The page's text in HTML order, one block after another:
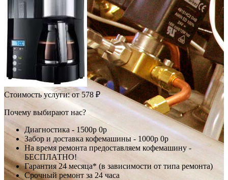
Стоимость услуги:от 578 ₽
Почему выбирают нас?
Диагностика - 1500р 0р
Забор и доставка кофемашины - 1000р 0р
На время ремонта предоставляем кофемашину -
БЕСПЛАТНО!
Гарантия 24 месяца* (в зависимости от типа ремонта)
Срочный ремонт за 24 часа